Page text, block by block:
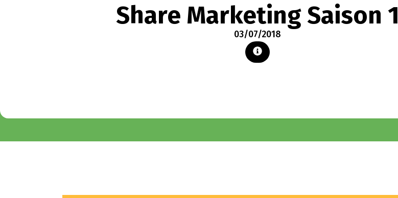
Share Marketing Saison 1
03/07/2018